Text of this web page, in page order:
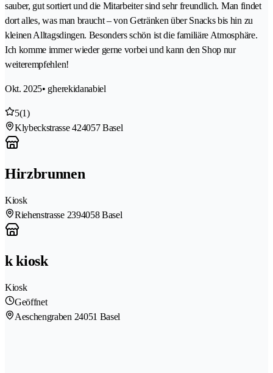
sauber, gut sortiert und die Mitarbeiter sind sehr freundlich. Man findet
dort alles, was man braucht – von Getränken über Snacks bis hin zu
kleinen Alltagsdingen. Besonders schön ist die familiäre Atmosphäre.
Ich komme immer wieder gerne vorbei und kann den Shop nur
weiterempfehlen!
Okt. 2025• gherekidanabiel
5(1)
Klybeckstrasse 424057 Basel
Hirzbrunnen
Kiosk
Riehenstrasse 2394058 Basel
k kiosk
Kiosk
Geöffnet
Aeschengraben 24051 Basel